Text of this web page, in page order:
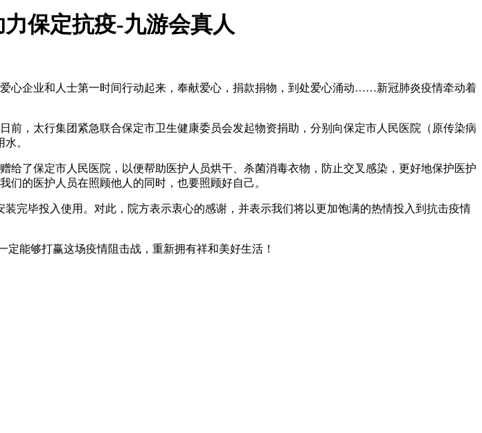
保定抗疫-九游会真人
企业和人士第一时间行动起来，奉献爱心，捐款捐物，到处爱心涌动……新冠肺炎疫情牵动着
，太行集团紧急联合保定市卫生健康委员会发起物资捐助，分别向保定市人民医院（原传染病
。
了保定市人民医院，以便帮助医护人员烘干、杀菌消毒衣物，防止交叉感染，更好地保护医护
们的医护人员在照顾他人的同时，也要照顾好自己。
毕投入使用。对此，院方表示衷心的感谢，并表示我们将以更加饱满的热情投入到抗击疫情
能够打赢这场疫情阻击战，重新拥有祥和美好生活！